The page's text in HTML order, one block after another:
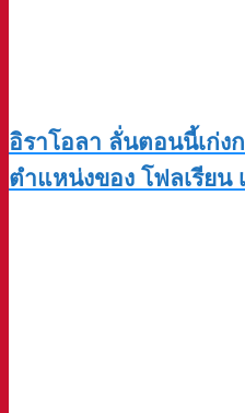
อิราโอลา ลั่นตอนนี้เก่ง
ตำแหน่งของ โฟลเรียน